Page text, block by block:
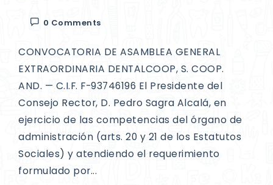
0 Comments
CONVOCATORIA DE ASAMBLEA GENERAL
EXTRAORDINARIA DENTALCOOP, S. COOP.
AND. — C.I.F. F-93746196 El Presidente del
Consejo Rector, D. Pedro Sagra Alcalá, en
ejercicio de las competencias del órgano de
administración (arts. 20 y 21 de los Estatutos
Sociales) y atendiendo el requerimiento
formulado por...